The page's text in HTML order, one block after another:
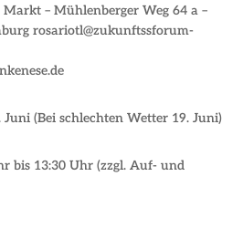
– Mühlenberger Weg 64 a –
rosariotl@zukunftssforum-
Juni (Bei schlechten Wetter 19. Juni)
bis 13:30 Uhr (zzgl. Auf- und